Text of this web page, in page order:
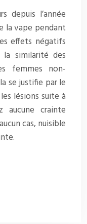
depuis l’année
la vape pendant
effets négatifs
la similarité des
femmes non-
se justifie par le
lésions suite à
aucune crainte
cas, nuisible